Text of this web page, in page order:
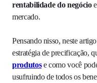
rentabilidade do negócio
mercado.
Pensando nisso, neste
estratégia de precificação,
produtose como você
usufruindo de todos os